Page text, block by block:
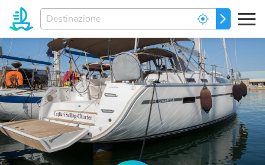
Inserisci
la
destinazione...
PARTIRE